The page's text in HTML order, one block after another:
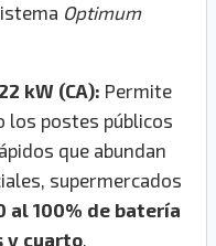
Optimum
kW (CA): Permite
los postes públicos
que abundan
supermercados
al 100% de batería
y cuarto.